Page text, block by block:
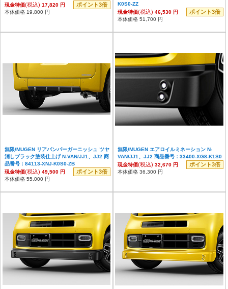
現金特価(税込) 17,820 円 ポイント3倍
本体価格 19,800 円
K0S0-ZZ
現金特価(税込) 46,530 円 ポイント3倍
本体価格 51,700 円
無限/MUGEN リアバンパーガーニッシュ ツヤ
消しブラック塗装仕上げ N-VAN/JJ1、JJ2 商
品番号：84113-XNJ-K0S0-ZB
現金特価(税込) 49,500 円 ポイント3倍
本体価格 55,000 円
無限/MUGEN エアロイルミネーション N-
VAN/JJ1、JJ2 商品番号：33400-XG8-K1S0
現金特価(税込) 32,670 円 ポイント3倍
本体価格 36,300 円